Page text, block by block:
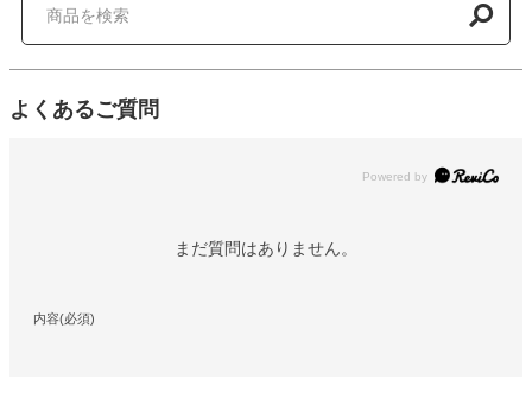
よくあるご質問
Powered by
まだ質問はありません。
内容(必須)